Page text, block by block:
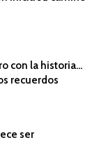
con la historia…
recuerdos
ser